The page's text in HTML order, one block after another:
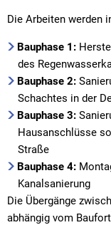
Die Arbeiten werden
Bauphase 1:
des
Bauphase 2:
Schachtes in der
Bauphase 3:
Hausanschlüsse
Straße
Bauphase 4:
Kanalsanierung
Die Übergänge
abhängig vom